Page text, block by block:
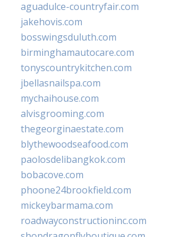
aguadulce-countryfair.com
jakehovis.com
bosswingsduluth.com
birminghamautocare.com
tonyscountrykitchen.com
jbellasnailspa.com
mychaihouse.com
alvisgrooming.com
thegeorginaestate.com
blythewoodseafood.com
paolosdelibangkok.com
bobacove.com
phoone24brookfield.com
mickeybarmama.com
roadwayconstructioninc.com